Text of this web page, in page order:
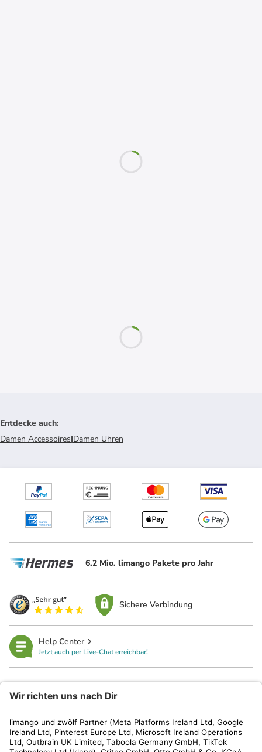
Entdecke auch:
Damen Accessoires|Damen Uhren
6.2 Mio. limango Pakete pro Jahr
Sichere Verbindung
Help Center
Jetzt auch per Live-Chat erreichbar!
Kundenservice